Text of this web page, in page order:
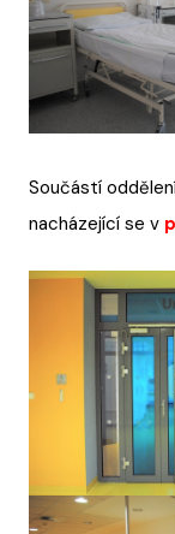
Součástí
nacházející se v